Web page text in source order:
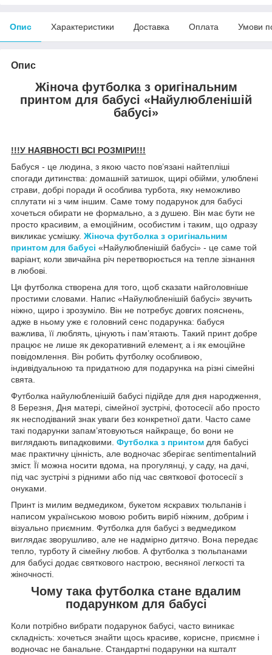
Опис Характеристики Доставка Оплата Умови
Опис
Жіноча футболка з оригінальним
принтом для бабусі «Найулюбленішій
бабусі»
!!!У НАЯВНОСТІ ВСІ РОЗМІРИ!!!
Бабуся - це людина, з якою часто пов’язані найтепліші
спогади дитинства: домашній затишок, щирі обійми, улюблені
страви, добрі поради й особлива турбота, яку неможливо
сплутати ні з чим іншим. Саме тому подарунок для бабусі
хочеться обирати не формально, а з душею. Він має бути не
просто красивим, а емоційним, особистим і таким, що одразу
викликає усмішку. Жіноча футболка з оригінальним
принтом для бабусі «Найулюбленішій бабусі» - це саме той
варіант, коли звичайна річ перетворюється на тепле зізнання
в любові.
Ця футболка створена для того, щоб сказати найголовніше
простими словами. Напис «Найулюбленішій бабусі» звучить
ніжно, щиро і зрозуміло. Він не потребує довгих пояснень,
адже в ньому уже є головний сенс подарунка: бабуся
важлива, її люблять, цінують і пам’ятають. Такий принт добре
працює не лише як декоративний елемент, а і як емоційне
повідомлення. Він робить футболку особливою,
індивідуальною та придатною для подарунка на різні сімейні
свята.
Футболка найулюбленішій бабусі підійде для дня народження,
8 Березня, Дня матері, сімейної зустрічі, фотосесії або просто
як несподіваний знак уваги без конкретної дати. Часто саме
такі подарунки запам’ятовуються найкраще, бо вони не
виглядають випадковими. Футболка з принтом для бабусі
має практичну цінність, але водночас зберігає sentimentalний
зміст. Її можна носити вдома, на прогулянці, у саду, на дачі,
під час зустрічі з рідними або під час святкової фотосесії з
онуками.
Принт із милим ведмедиком, букетом яскравих тюльпанів і
написом українською мовою робить виріб ніжним, добрим і
візуально приємним. Футболка для бабусі з ведмедиком
виглядає зворушливо, але не надмірно дитячо. Вона передає
тепло, турботу й сімейну любов. А футболка з тюльпанами
для бабусі додає святкового настрою, весняної легкості та
жіночності.
Чому така футболка стане вдалим
подарунком для бабусі
Коли потрібно вибрати подарунок бабусі, часто виникає
складність: хочеться знайти щось красиве, корисне, приємне і
водночас не банальне. Стандартні подарунки на кшталт